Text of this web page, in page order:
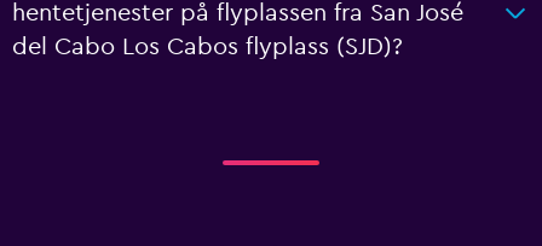
hentetjenester på flyplassen fra San José
del Cabo Los Cabos flyplass (SJD)?